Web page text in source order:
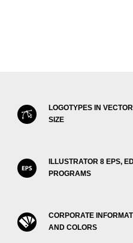
LOGOTYPES IN
SIZE
ILLUSTRATOR 8 EPS,
PROGRAMS
CORPORATE
AND COLORS